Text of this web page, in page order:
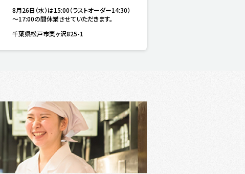
8月26日（水）は15:00（ラストオーダー14:30）
～17:00の間休業させていただきます。
千葉県松戸市栗ヶ沢825-1